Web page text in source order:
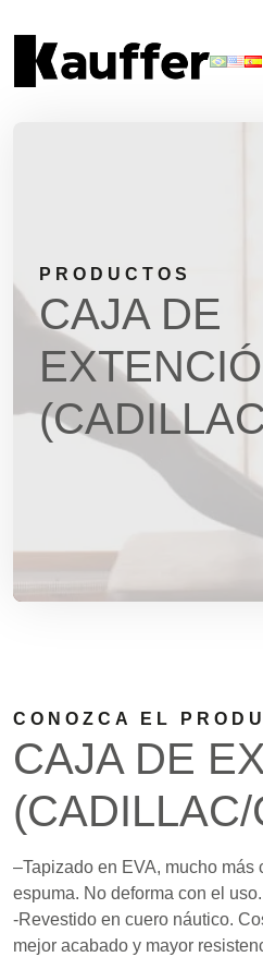
PRODUCTOS
CAJA DE
CONOZCA EL
CAJA DE
–Tapizado en EVA, mucho más
espuma. No deforma con el uso.
-Revestido en cuero náutico.
mejor acabado y mayor